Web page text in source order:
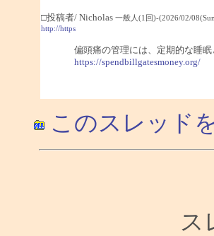
□投稿者/ Nicholas 一般人(1回)-(2026/02/
http://https
偏頭痛の管理には、定期的な睡
https://spendbillgatesmoney.org/
このスレッド
ス